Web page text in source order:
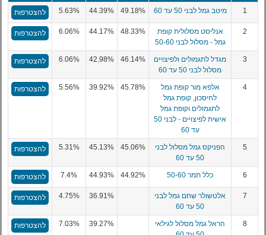
1 מיטב גמל לבני 50 עד 60 49.18%
44.39%
5.63% להצטרפות
2
אנליסט מסלולית קופת
גמל - מסלול לבני 50-60
48.33%
44.17%
6.06% להצטרפות
3
מגדל לתגמולים ולפיצויים
מסלול לבני 50 עד 60
46.14%
42.98%
6.06% להצטרפות
4
אלפא מור קופת גמל
לחיסכון, קופת גמל
לתגמולים וקופת גמל
אישית לפיצויים - לבני 50
עד 60
45.78%
39.92%
5.56% להצטרפות
5
הפניקס גמל מסלול לבני
50 עד 60
45.06%
45.13%
5.31% להצטרפות
6 כלל תמר 50-60 44.92%
44.93%
7.4% להצטרפות
7
אלטשולר שחם גמל לבני
50 עד 60
36.91%
4.75% להצטרפות
8
הראל גמל מסלול לגילאי
39.27%
7.03% להצטרפות